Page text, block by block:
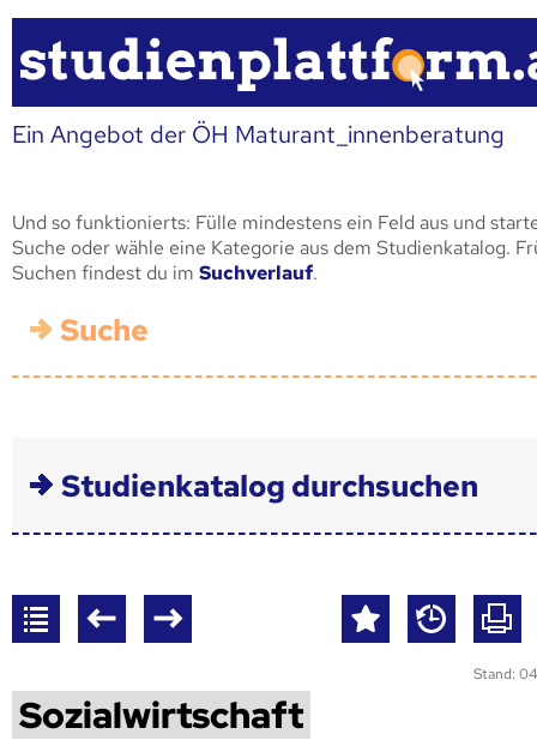
Ein Angebot der ÖH Maturant_innenberatung
Und so funktionierts: Fülle mindestens ein Feld aus und
Suche oder wähle eine Kategorie aus dem Studienkatalog.
Suchen findest du im Suchverlauf.
Suche
Studienkatalog durchsuchen
Stand:
Sozialwirtschaft